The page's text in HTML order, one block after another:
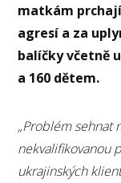
matkám
agresí a za
balíčky včetně
a 160 dětem.
„Problém sehnat
nekvalifikovanou
ukrajinských